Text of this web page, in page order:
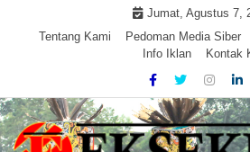
Jumat, Agustus 7,
Tentang Kami
Pedoman Media Siber
Info Iklan
Kontak